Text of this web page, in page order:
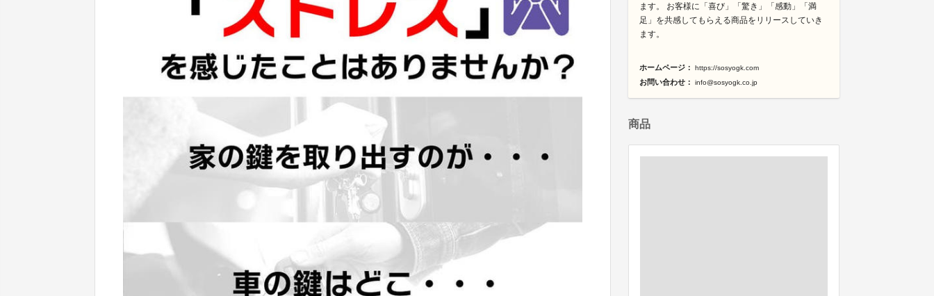
ます。 お客様に「喜び」「驚き」「感動」「満
足」を共感してもらえる商品をリリースしていき
ます。
ホームページ： https://sosyogk.com
お問い合わせ： info@sosyogk.co.jp
商品